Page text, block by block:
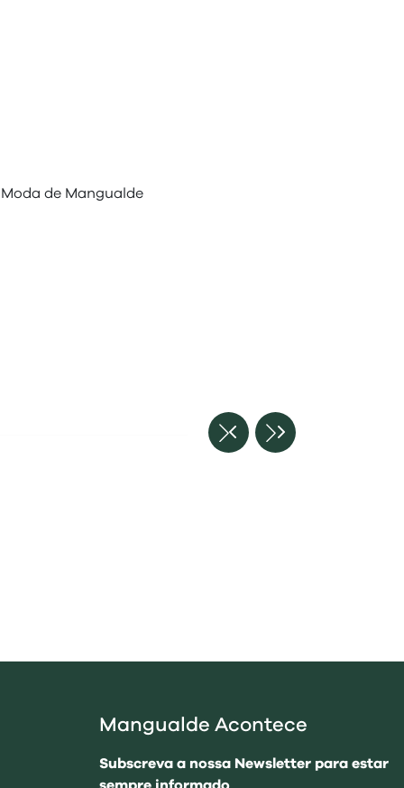
Mangualde Acontece
Subscreva a nossa Newsletter para estar